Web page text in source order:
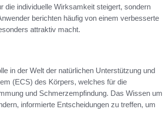
die individuelle Wirksamkeit steigert, sondern
berichten häufig von einem verbesserte
attraktiv macht.
in der Welt der natürlichen Unterstützung und
(ECS) des Körpers, welches für die
und Schmerzempfindung. Das Wissen um
informierte Entscheidungen zu treffen, um